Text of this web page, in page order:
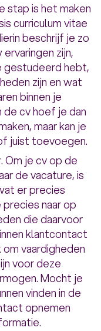
stap is het maken
curriculum vitae
beschrijf je zo
zijn,
gestudeerd hebt,
zijn en wat
binnen je
de cv hoef je dan
maar kan je
juist toevoegen.
. Om je cv op de
de vacature, is
er precies
naar op
die daarvoor
klantcontact
vaardigheden
voor deze
Mocht je
vinden in de
opnemen